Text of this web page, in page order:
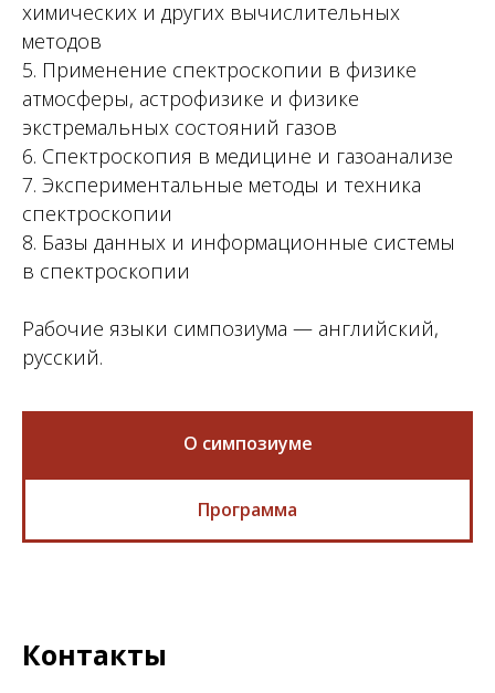
химических и других вычислительных
методов
5. Применение спектроскопии в физике
атмосферы, астрофизике и физике
экстремальных состояний газов
6. Спектроскопия в медицине и газоанализе
7. Экспериментальные методы и техника
спектроскопии
8. Базы данных и информационные системы
в спектроскопии
Рабочие языки симпозиума — английский,
русский.
О симпозиуме
Программа
Контакты